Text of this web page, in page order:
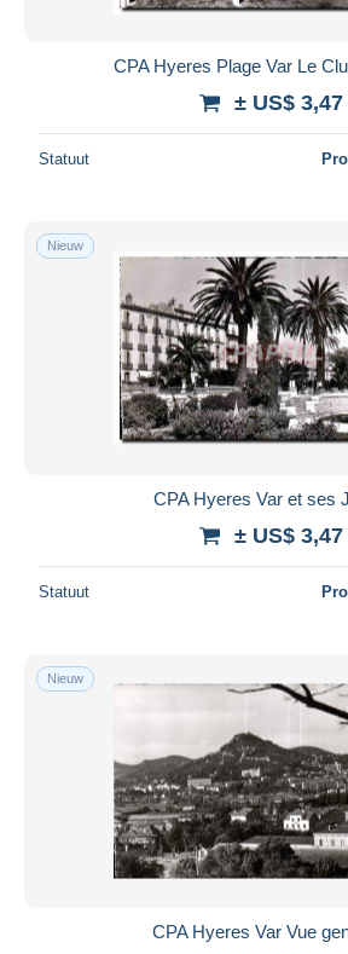
Alle looptijden
Prijs
Alleen met korting
Gratis levering
Betaalmiddelen
PayPal
Bankoverschrijving
Visa
Mastercard
iDeal
Toepassen
CPA Hyeres Plage Var Le
± US$ 3,47
Statuut
Nieuw
CPA Hyeres Var et ses
± US$ 3,47
Statuut
Nieuw
CPA Hyeres Var Vue